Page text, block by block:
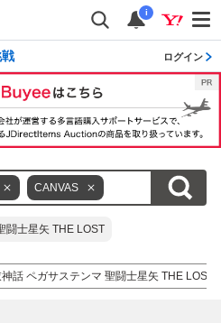
i
ログイン
CANVAS
闘士星矢 THE LOST
話 ペガサステンマ 聖闘士星矢 THE LOST